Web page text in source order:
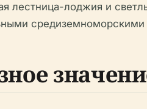
лестница-лоджия и